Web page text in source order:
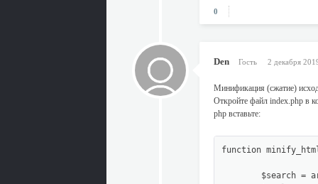
0
Den Гость 2 декабря
Минификация (сжатие)
Откройте файл index.php в
php вставьте:
function